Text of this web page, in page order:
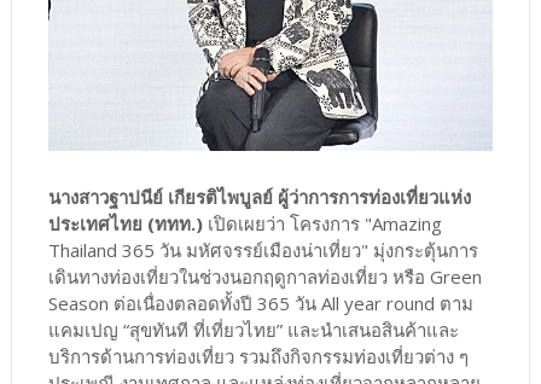
นางสาวฐาปนีย์ เกียรติไพบูลย์ ผู้ว่าการการท่องเที่ยวแห่ง
ประเทศไทย (ททท.)เปิดเผยว่า โครงการ "Amazing
Thailand 365 วัน มหัศจรรย์เมืองน่าเที่ยว" มุ่งกระตุ้นการ
เดินทางท่องเที่ยวในช่วงนอกฤดูกาลท่องเที่ยว หรือ Green
Season ต่อเนื่องตลอดทั้งปี 365 วัน All year round ตาม
แคมเปญ “สุขทันที ที่เที่ยวไทย” และนำเสนอสินค้าและ
บริการด้านการท่องเที่ยว รวมถึงกิจกรรมท่องเที่ยวต่าง ๆ